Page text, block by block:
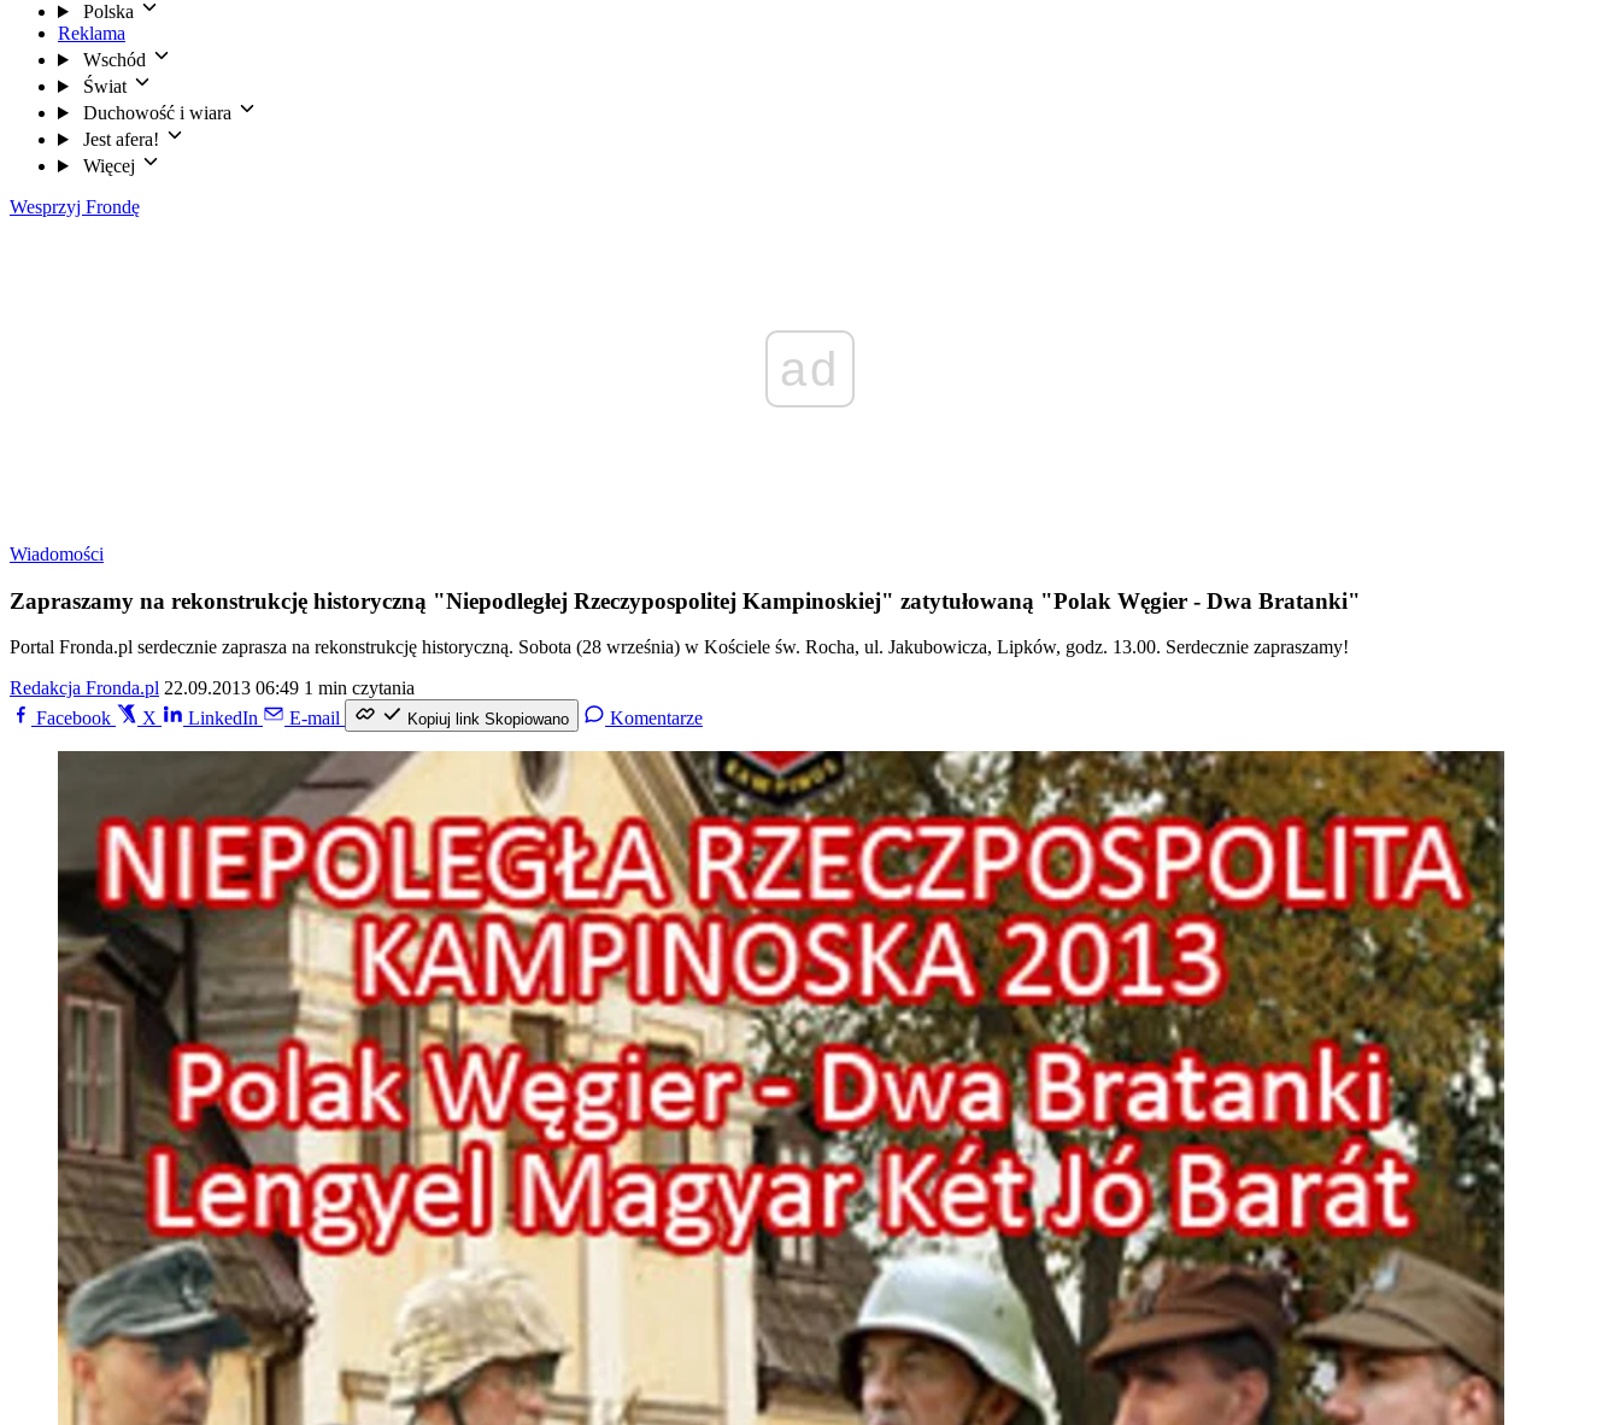
Polska
Reklama
Wschód
Świat
Duchowość i wiara
Jest afera!
Więcej
Wesprzyj Frondę
ad
Wiadomości
Zapraszamy na rekonstrukcję historyczną "Niepodległej Rzeczypospolitej Kampinoskiej" zatytułowaną "Polak Węgier - Dwa Bratanki"
Portal Fronda.pl serdecznie zaprasza na rekonstrukcję historyczną. Sobota (28 września) w Kościele św. Rocha, ul. Jakubowicza, Lipków, godz. 13.00. Serdecznie zapraszamy!
Redakcja Fronda.pl 22.09.2013 06:49 1 min czytania
Facebook
X LinkedIn E-mail Kopiuj link Skopiowano Komentarze